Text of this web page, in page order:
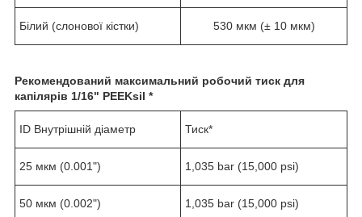
Білий (слонової кістки) 530 мкм (± 10 мкм)
Рекомендований максимальний робочий тиск для
капілярів 1/16" PEEKsil *
ID Внутрішній діаметр Тиск*
25 мкм (0.001") 1,035 bar (15,000 psi)
50 мкм (0.002") 1,035 bar (15,000 psi)